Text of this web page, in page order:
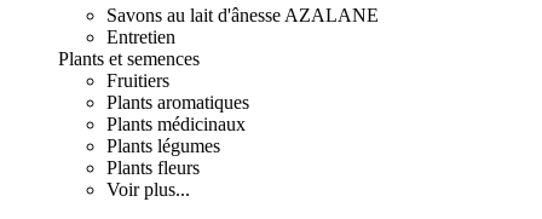
Savons au lait d'ânesse AZALANE
Entretien
Plants et semences
Fruitiers
Plants aromatiques
Plants médicinaux
Plants légumes
Plants fleurs
Voir plus...